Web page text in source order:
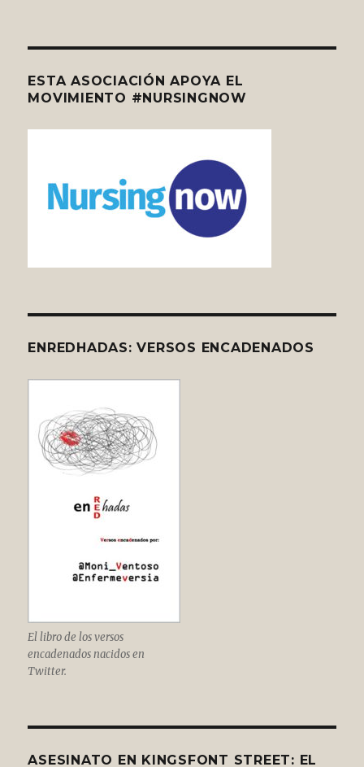
ESTA ASOCIACIÓN APOYA EL
MOVIMIENTO #NURSINGNOW
ENREDHADAS: VERSOS ENCADENADOS
El libro de los versos
encadenados nacidos en
Twitter.
ASESINATO EN KINGSFONT STREET: EL